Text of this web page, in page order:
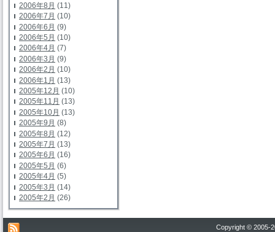
2006年8月 (11)
2006年7月 (10)
2006年6月 (9)
2006年5月 (10)
2006年4月 (7)
2006年3月 (9)
2006年2月 (10)
2006年1月 (13)
2005年12月 (10)
2005年11月 (13)
2005年10月 (13)
2005年9月 (8)
2005年8月 (12)
2005年7月 (13)
2005年6月 (16)
2005年5月 (6)
2005年4月 (5)
2005年3月 (14)
2005年2月 (26)
Copyright © 2005-